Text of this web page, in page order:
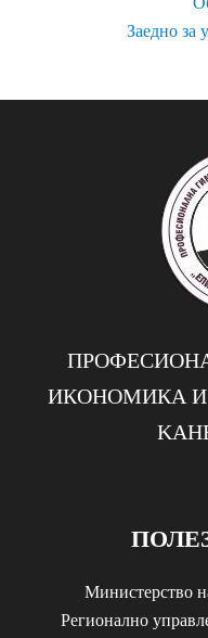
Заедно за
ИКОНОМИКА И
Министерство
Регионално